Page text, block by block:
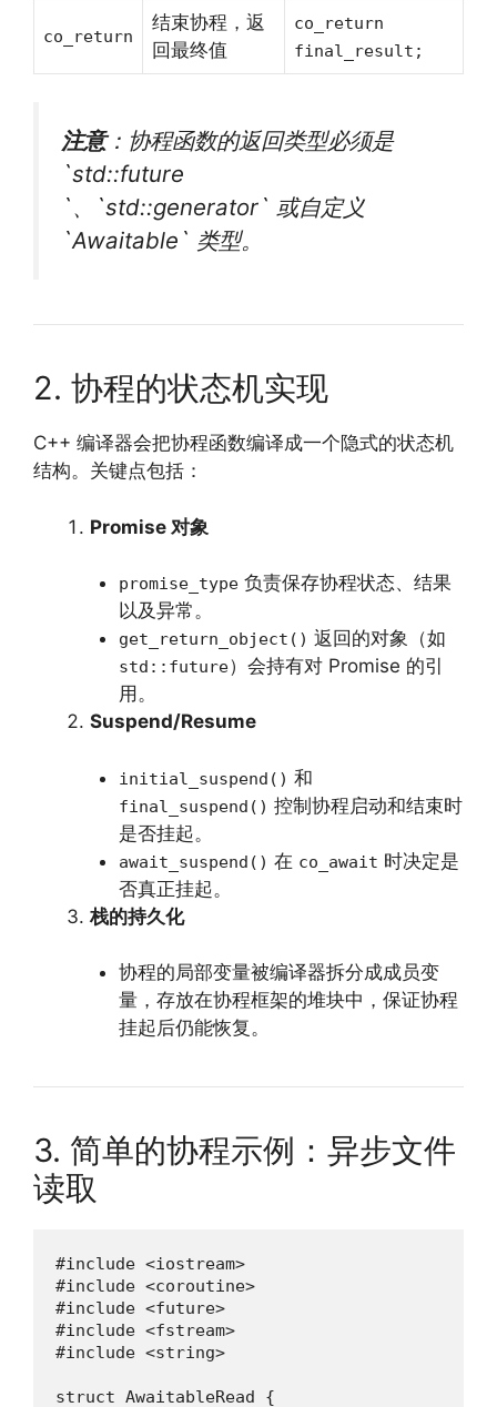
co_return
结束协程，返
回最终值
co_return
final_result;
注意：协程函数的返回类型必须是
`std::future
`、`std::generator` 或自定义
`Awaitable` 类型。
2. 协程的状态机实现
C++ 编译器会把协程函数编译成一个隐式的状态机
结构。关键点包括：
Promise 对象
promise_type负责保存协程状态、结果
以及异常。
get_return_object() 返回的对象（如
std::future）会持有对 Promise 的引
用。
Suspend/Resume
initial_suspend() 和
final_suspend() 控制协程启动和结束时
是否挂起。
await_suspend() 在 co_await 时决定是
否真正挂起。
栈的持久化
协程的局部变量被编译器拆分成成员变
量，存放在协程框架的堆块中，保证协程
挂起后仍能恢复。
3. 简单的协程示例：异步文件
读取
#include <iostream>
#include <coroutine>
#include <future>
#include <fstream>
#include <string>
struct AwaitableRead {